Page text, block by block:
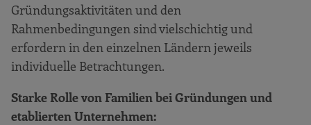
Gründungsaktivitäten und den
Rahmenbedingungen sind vielschichtig und
erfordern in den einzelnen Ländern jeweils
individuelle Betrachtungen.
Starke Rolle von Familien bei Gründungen und
etablierten Unternehmen: